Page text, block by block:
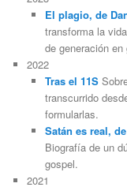
El plagio, de
transforma la
de generación en
2022
Tras el 11S
transcurrido
formularlas.
Satán es real,
Biografía de un
gospel.
2021